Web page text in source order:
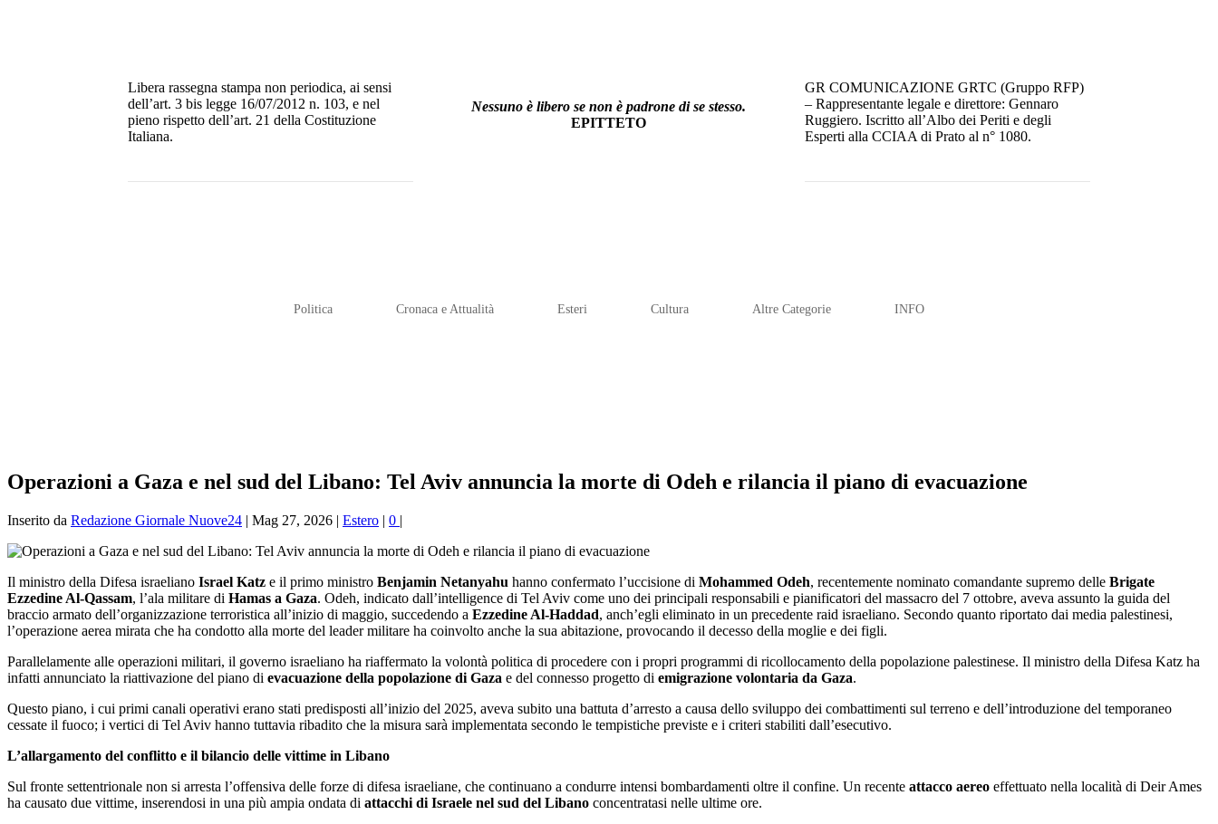
Libera rassegna stampa non periodica, ai sensi
dell’art. 3 bis legge 16/07/2012 n. 103, e nel
pieno rispetto dell’art. 21 della Costituzione
Italiana.
Nessuno è libero se non è padrone di se stesso.
EPITTETO
GR COMUNICAZIONE GRTC (Gruppo RFP)
– Rappresentante legale e direttore: Gennaro
Ruggiero. Iscritto all’Albo dei Periti e degli
Esperti alla CCIAA di Prato al n° 1080.
Politica Cronaca e Attualità Esteri Cultura Altre Categorie INFO
Operazioni a Gaza e nel sud del Libano: Tel Aviv annuncia la morte di Odeh e rilancia il piano di evacuazione
Inserito da Redazione Giornale Nuove24 | Mag 27, 2026 | Estero | 0 |
Il ministro della Difesa israeliano Israel Katz e il primo ministro Benjamin Netanyahu hanno confermato l’uccisione di Mohammed Odeh, recentemente nominato comandante supremo delle Brigate
Ezzedine Al-Qassam, l’ala militare di Hamas a Gaza. Odeh, indicato dall’intelligence di Tel Aviv come uno dei principali responsabili e pianificatori del massacro del 7 ottobre, aveva assunto la guida del
braccio armato dell’organizzazione terroristica all’inizio di maggio, succedendo a Ezzedine Al-Haddad, anch’egli eliminato in un precedente raid israeliano. Secondo quanto riportato dai media palestinesi,
l’operazione aerea mirata che ha condotto alla morte del leader militare ha coinvolto anche la sua abitazione, provocando il decesso della moglie e dei figli.
Parallelamente alle operazioni militari, il governo israeliano ha riaffermato la volontà politica di procedere con i propri programmi di ricollocamento della popolazione palestinese. Il ministro della Difesa Katz ha
infatti annunciato la riattivazione del piano di evacuazione della popolazione di Gaza e del connesso progetto di emigrazione volontaria da Gaza.
Questo piano, i cui primi canali operativi erano stati predisposti all’inizio del 2025, aveva subito una battuta d’arresto a causa dello sviluppo dei combattimenti sul terreno e dell’introduzione del temporaneo
cessate il fuoco; i vertici di Tel Aviv hanno tuttavia ribadito che la misura sarà implementata secondo le tempistiche previste e i criteri stabiliti dall’esecutivo.
L’allargamento del conflitto e il bilancio delle vittime in Libano
Sul fronte settentrionale non si arresta l’offensiva delle forze di difesa israeliane, che continuano a condurre intensi bombardamenti oltre il confine. Un recente attacco aereo effettuato nella località di Deir Ames
ha causato due vittime, inserendosi in una più ampia ondata di attacchi di Israele nel sud del Libano concentratasi nelle ultime ore.